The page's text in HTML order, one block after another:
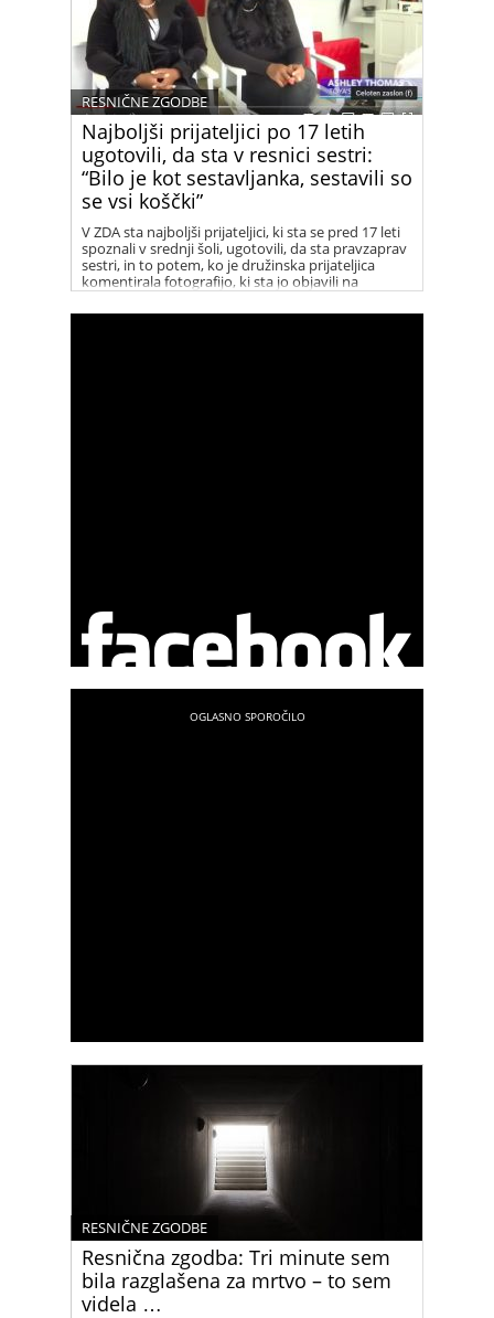
Najboljši prijateljici po 17 letih
ugotovili, da sta v resnici sestri:
“Bilo je kot sestavljanka, sestavili so
se vsi koščki”
RESNIČNE ZGODBE
V ZDA sta najboljši prijateljici, ki sta se pred 17 leti
spoznali v srednji šoli, ugotovili, da sta pravzaprav
sestri, in to potem, ko je družinska prijateljica
komentirala fotografijo, ki sta jo objavili na
Facebooku.
Resnična zgodba: Tri minute sem
bila razglašena za mrtvo – to sem
videla …
RESNIČNE ZGODBE